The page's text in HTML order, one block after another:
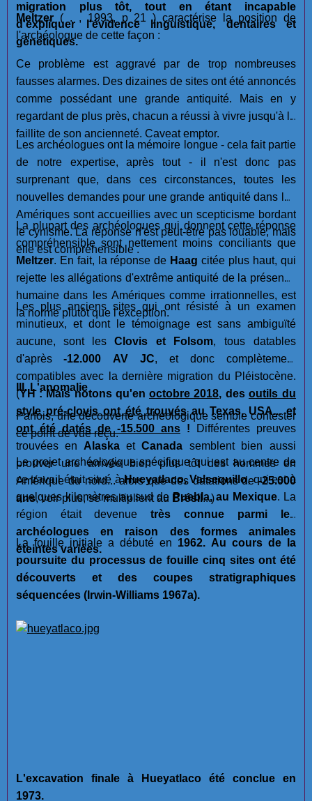
migration plus tôt, tout en étant incapable
d'expliquer l'évidence linguistique, dentaires et
génétiques.
Meltzer ( . , 1993, p 21 ) caractérise la position de
l'archéologue de cette façon :
Ce problème est aggravé par de trop nombreuses
fausses alarmes. Des dizaines de sites ont été annoncés
comme possédant une grande antiquité. Mais en y
regardant de plus près, chacun a réussi à vivre jusqu'à la
faillite de son ancienneté. Caveat emptor.
Les archéologues ont la mémoire longue - cela fait partie
de notre expertise, après tout - il n'est donc pas
surprenant que, dans ces circonstances, toutes les
nouvelles demandes pour une grande antiquité dans les
Amériques sont accueillies avec un scepticisme bordant
le cynisme. La réponse n'est peut-être pas louable, mais
elle est compréhensible .
La plupart des archéologues qui donnent cette réponse
compréhensible sont nettement moins conciliants que
Meltzer. En fait, la réponse de Haag citée plus haut, qui
rejette les allégations d'extrême antiquité de la présence
humaine dans les Amériques comme irrationnelles, est
la norme plutôt que l'exception.
Les plus anciens sites qui ont résisté à un examen
minutieux, et dont le témoignage est sans ambiguïté
aucune, sont les Clovis et Folsom, tous datables
d'après -12.000 AV JC, et donc complètement
compatibles avec la dernière migration du Pléistocène.
(YH : Mais notons qu'en octobre 2018, des outils du
style pré-clovis ont été trouvésau Texas, USA... et
ont été datés de -15.500 ans ! Différentes preuves
trouvées en Alaska et Canada semblent bien aussi
prouver une arrivée bien plus tôt des hommes en
Amérique du nord... alors que des datations de-25.000
ans, voir plus, se multiplient au Brésil...)
III. L'anomalie
Parfois, une découverte archéologique semble contester
ce point de vue reçu.
Le projet archéologique spécifique qui est au centre de
ce travail était situé àHueyatlaco, Valsequillo, qui est à
quelques kilomètres au sud de Puebla, au Mexique. La
région était devenue très connue parmi les
archéologues en raison des formes animales
éteintes variées.
La fouille initiale a débuté en 1962. Au cours de la
poursuite du processus de fouille cinq sites ont été
découverts et des coupes stratigraphiques
séquencées (Irwin-Williams 1967a).
L'excavation finale à Hueyatlaco été conclue en
1973.